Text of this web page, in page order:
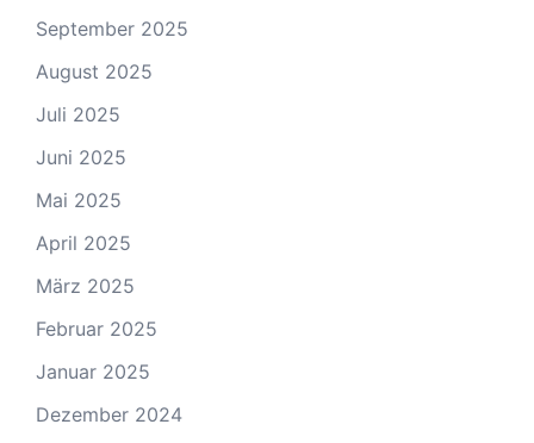
September 2025
August 2025
Juli 2025
Juni 2025
Mai 2025
April 2025
März 2025
Februar 2025
Januar 2025
Dezember 2024